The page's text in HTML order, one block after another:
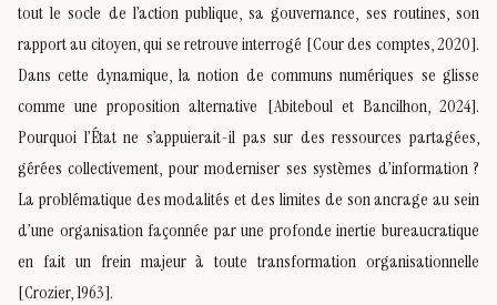
tout le socle de l’action publique, sa gouvernance, ses routines, son
rapport au citoyen, qui se retrouve interrogé [Cour des comptes, 2020].
Dans cette dynamique, la notion de communs numériques se glisse
comme une proposition alternative [Abiteboul et Bancilhon, 2024].
Pourquoi l’État ne s’appuierait-il pas sur des ressources partagées,
gérées collectivement, pour moderniser ses systèmes d’information ?
La problématique des modalités et des limites de son ancrage au sein
d’une organisation façonnée par une profonde inertie bureaucratique
en fait un frein majeur à toute transformation organisationnelle
[Crozier, 1963].